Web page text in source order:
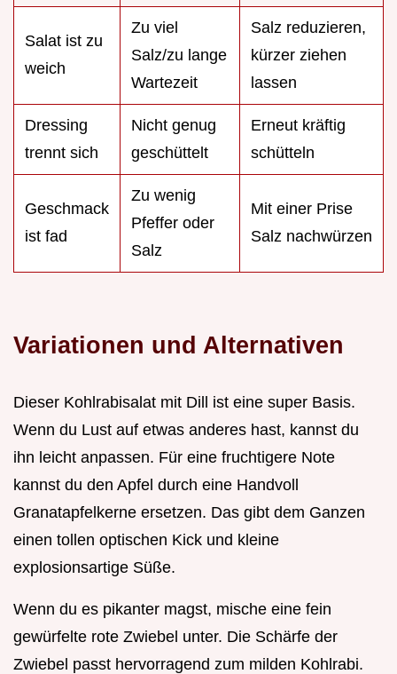
Salat ist zu
weich
Zu viel
Salz/zu lange
Wartezeit
Salz reduzieren,
kürzer ziehen
lassen
Dressing
trennt sich
Nicht genug
geschüttelt
Erneut kräftig
schütteln
Geschmack
ist fad
Zu wenig
Pfeffer oder
Salz
Mit einer Prise
Salz nachwürzen
Variationen und Alternativen
Dieser Kohlrabisalat mit Dill ist eine super Basis.
Wenn du Lust auf etwas anderes hast, kannst du
ihn leicht anpassen. Für eine fruchtigere Note
kannst du den Apfel durch eine Handvoll
Granatapfelkerne ersetzen. Das gibt dem Ganzen
einen tollen optischen Kick und kleine
explosionsartige Süße.
Wenn du es pikanter magst, mische eine fein
gewürfelte rote Zwiebel unter. Die Schärfe der
Zwiebel passt hervorragend zum milden Kohlrabi.